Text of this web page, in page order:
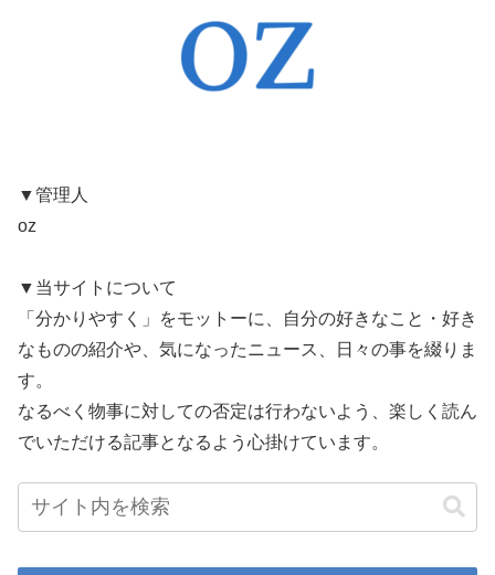
▼管理人
oz
▼当サイトについて
「分かりやすく」をモットーに、自分の好きなこと・好き
なものの紹介や、気になったニュース、日々の事を綴りま
す。
なるべく物事に対しての否定は行わないよう、楽しく読ん
でいただける記事となるよう心掛けています。